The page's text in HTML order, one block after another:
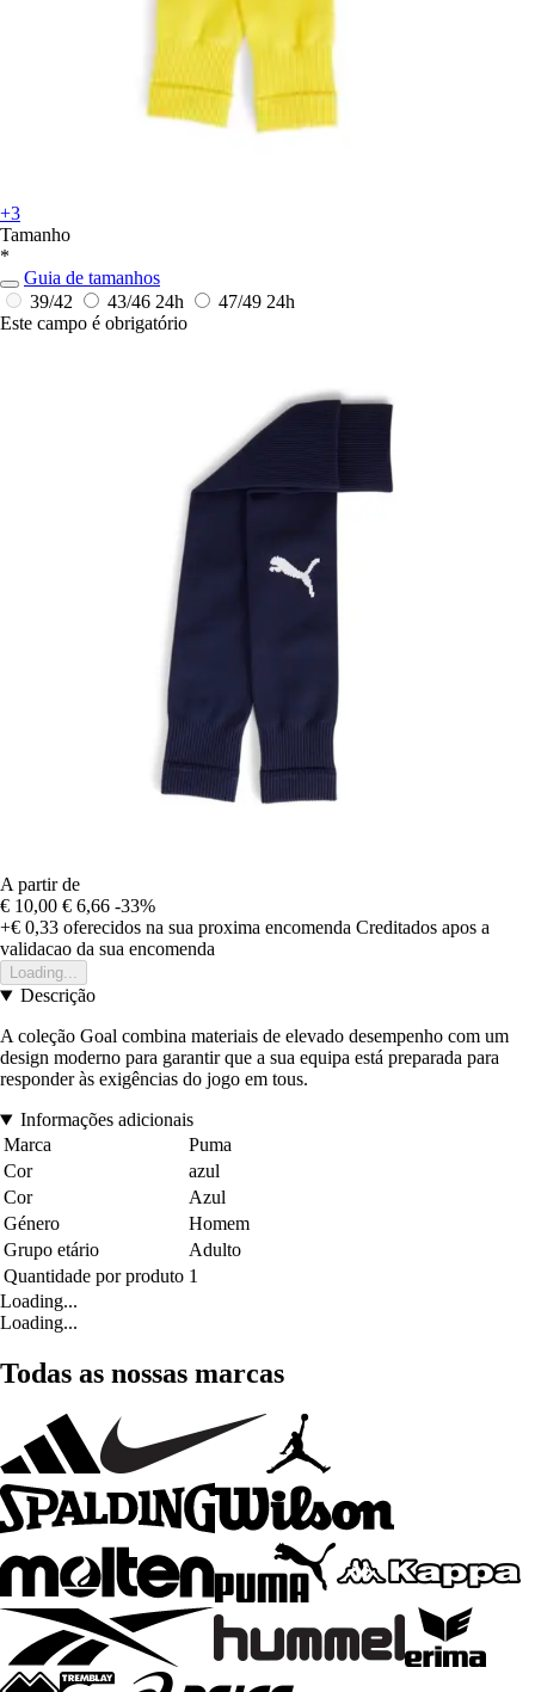
+3
Tamanho
*
Guia de tamanhos
39/42
43/46 24h 47/49 24h
Este campo é obrigatório
A partir de
€ 10,00 € 6,66 -33%
+€ 0,33 oferecidos na sua proxima encomenda Creditados apos a
validacao da sua encomenda
Loading...
Descrição
A coleção Goal combina materiais de elevado desempenho com um
design moderno para garantir que a sua equipa está preparada para
responder às exigências do jogo em tous.
Informações adicionais
Marca
Puma
Cor
azul
Cor
Azul
Género
Homem
Grupo etário
Adulto
Quantidade por produto 1
Loading...
Loading...
Todas as nossas marcas